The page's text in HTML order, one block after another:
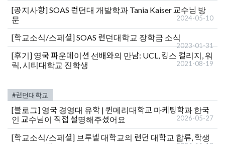
[공지사항]SOAS 런던대 개발학과 Tania Kaiser 교수님 방
문
2024-05-10
[학교소식/스페셜]SOAS 런던대학교 장학금 소식
2023-01-31
[후기] 영국 파운데이션 선배와의 만남: UCL, 킹스 컬리지, 워
릭, 시티대학교 진학생
2021-08-19
#런던대학교
[블로그] 영국 경영대 유학 | 퀸메리대학교 마케팅학과 한국
인 교수님이 직접 설명해주셨어요
2026-05-27
[학교소식/스페셜] 브루넬 대학교의 런던 대학교 합류, 학생